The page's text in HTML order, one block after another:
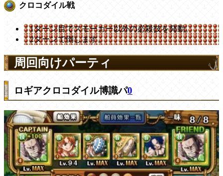
クロコダイル戦
1ターン目でスモーカー以外の必殺技を発動。
2ターンで倒します。
周回向けパーティ
ロギアクロコダイル博識パ0